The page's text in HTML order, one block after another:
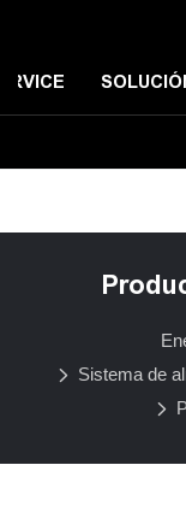
Sistema de